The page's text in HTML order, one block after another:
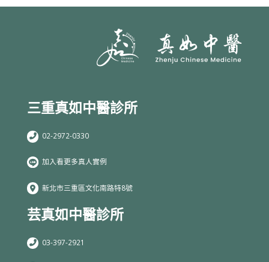
三重真如中醫診所
02-2972-0330
加入看更多真人實例
新北市三重區文化南路特8號
芸真如中醫診所
03-397-2921